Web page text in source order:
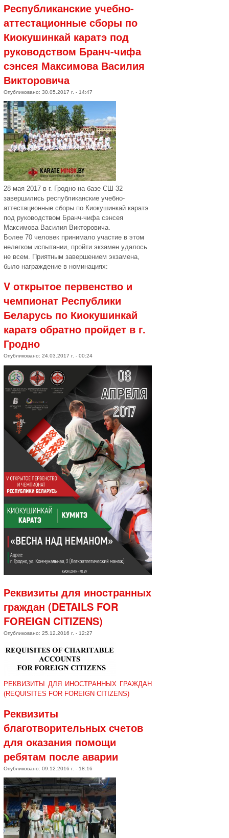
Республиканские учебно-
аттестационные сборы по
Киокушинкай каратэ под
руководством Бранч-чифа
сэнсея Максимова Василия
Викторовича
Опубликовано: 30.05.2017 г. - 14:47
28 мая 2017 в г. Гродно на базе СШ 32
завершились республиканские учебно-
аттестационные сборы по Киокушинкай каратэ
под руководством Бранч-чифа сэнсея
Максимова Василия Викторовича.
Более 70 человек принимало участие в этом
нелегком испытании, пройти экзамен удалось
не всем. Приятным завершением экзамена,
было награждение в номинациях:
V открытое первенство и
чемпионат Республики
Беларусь по Киокушинкай
каратэ обратно пройдет в г.
Гродно
Опубликовано: 24.03.2017 г. - 00:24
Реквизиты для иностранных
граждан (DETAILS FOR
FOREIGN CITIZENS)
Опубликовано: 25.12.2016 г. - 12:27
РЕКВИЗИТЫ ДЛЯ ИНОСТРАННЫХ ГРАЖДАН
(REQUISITES FOR FOREIGN CITIZENS)
Реквизиты
благотворительных счетов
для оказания помощи
ребятам после аварии
Опубликовано: 09.12.2016 г. - 18:16